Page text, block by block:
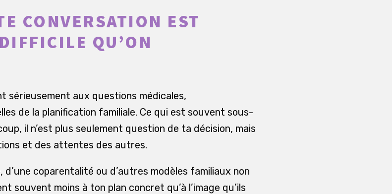
CONVERSATION EST
QU’ON
sérieusement aux questions médicales,
de la planification familiale. Ce qui est souvent sous-
il n’est plus seulement question de ta décision, mais
et des attentes des autres.
d’une coparentalité ou d’autres modèles familiaux non
souvent moins à ton plan concret qu’à l’image qu’ils